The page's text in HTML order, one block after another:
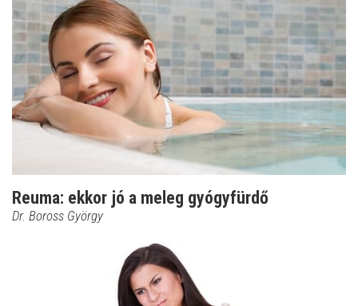
Reuma: ekkor jó a meleg gyógyfürdő
Dr. Boross György